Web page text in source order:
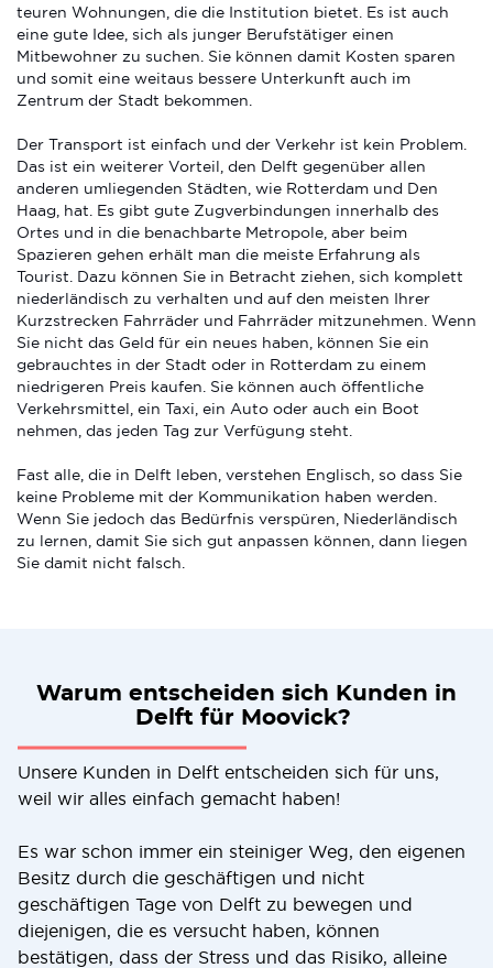
teuren Wohnungen, die die Institution bietet. Es ist auch
eine gute Idee, sich als junger Berufstätiger einen
Mitbewohner zu suchen. Sie können damit Kosten sparen
und somit eine weitaus bessere Unterkunft auch im
Zentrum der Stadt bekommen.
Der Transport ist einfach und der Verkehr ist kein Problem.
Das ist ein weiterer Vorteil, den Delft gegenüber allen
anderen umliegenden Städten, wie Rotterdam und Den
Haag, hat. Es gibt gute Zugverbindungen innerhalb des
Ortes und in die benachbarte Metropole, aber beim
Spazieren gehen erhält man die meiste Erfahrung als
Tourist. Dazu können Sie in Betracht ziehen, sich komplett
niederländisch zu verhalten und auf den meisten Ihrer
Kurzstrecken Fahrräder und Fahrräder mitzunehmen. Wenn
Sie nicht das Geld für ein neues haben, können Sie ein
gebrauchtes in der Stadt oder in Rotterdam zu einem
niedrigeren Preis kaufen. Sie können auch öffentliche
Verkehrsmittel, ein Taxi, ein Auto oder auch ein Boot
nehmen, das jeden Tag zur Verfügung steht.
Fast alle, die in Delft leben, verstehen Englisch, so dass Sie
keine Probleme mit der Kommunikation haben werden.
Wenn Sie jedoch das Bedürfnis verspüren, Niederländisch
zu lernen, damit Sie sich gut anpassen können, dann liegen
Sie damit nicht falsch.
Warum entscheiden sich Kunden in
Delft für Moovick?
Unsere Kunden in Delft entscheiden sich für uns,
weil wir alles einfach gemacht haben!
Es war schon immer ein steiniger Weg, den eigenen
Besitz durch die geschäftigen und nicht
geschäftigen Tage von Delft zu bewegen und
diejenigen, die es versucht haben, können
bestätigen, dass der Stress und das Risiko, alleine